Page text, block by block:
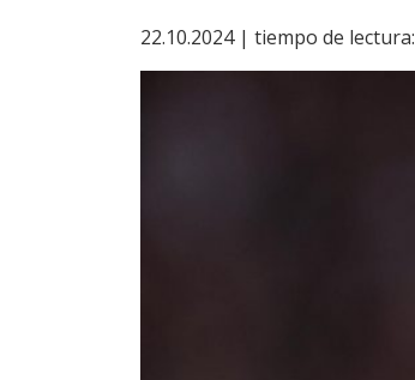
22.10.2024 | tiempo de lectura: